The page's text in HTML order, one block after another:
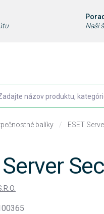
Naši
balíky / ESET
Server